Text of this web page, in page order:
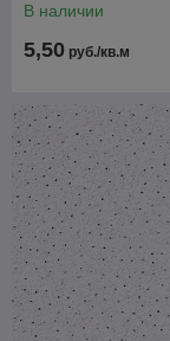
В наличии
5,50 руб./кв.м